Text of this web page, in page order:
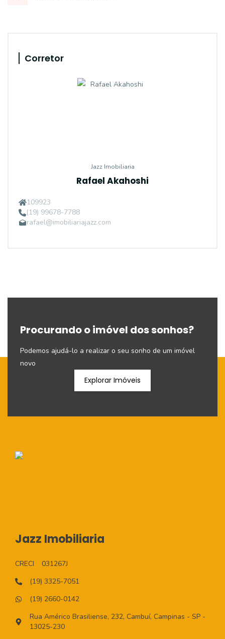
Corretor
Jazz Imobiliaria
Rafael Akahoshi
109923
(19) 99678-7788
rafael@imobiliariajazz.com
Procurando o imóvel dos sonhos?
Podemos ajudá-lo a realizar o seu sonho de um imóvel
novo
Explorar Imóveis
Jazz Imobiliaria
CRECI
031267J
(19) 3325-7051
(19) 2660-0142
Rua Américo Brasiliense, 232, Cambuí, Campinas - SP -
13025-230